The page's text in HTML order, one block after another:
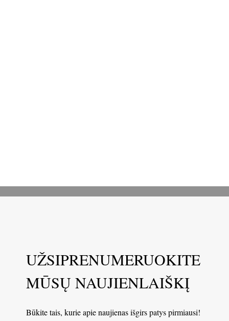
UŽSIPRENUMERUOKITE
MŪSŲ NAUJIENLAIŠKĮ
Būkite tais, kurie apie naujienas išgirs patys pirmiausi!